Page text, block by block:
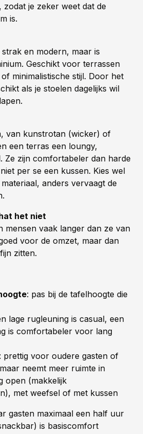
je zeker weet dat de
is.
en modern, maar is
Geschikt voor terrassen
minimalistische stijl. Door het
als je stoelen dagelijks wil
van kunstrotan (wicker) of
een terras een loungy,
Ze zijn comfortabeler dan harde
per se een kussen. Kies wel
anders vervaagt de
het niet
mensen vaak langer dan ze van
voor de omzet, maar dan
zitten.
: pas bij de tafelhoogte die
lage rugleuning is casual, een
is comfortabeler voor lang
: prettig voor oudere gasten of
neemt meer ruimte in
open (makkelijk
met weefsel of met kussen
gasten maximaal een half uur
is basiscomfort